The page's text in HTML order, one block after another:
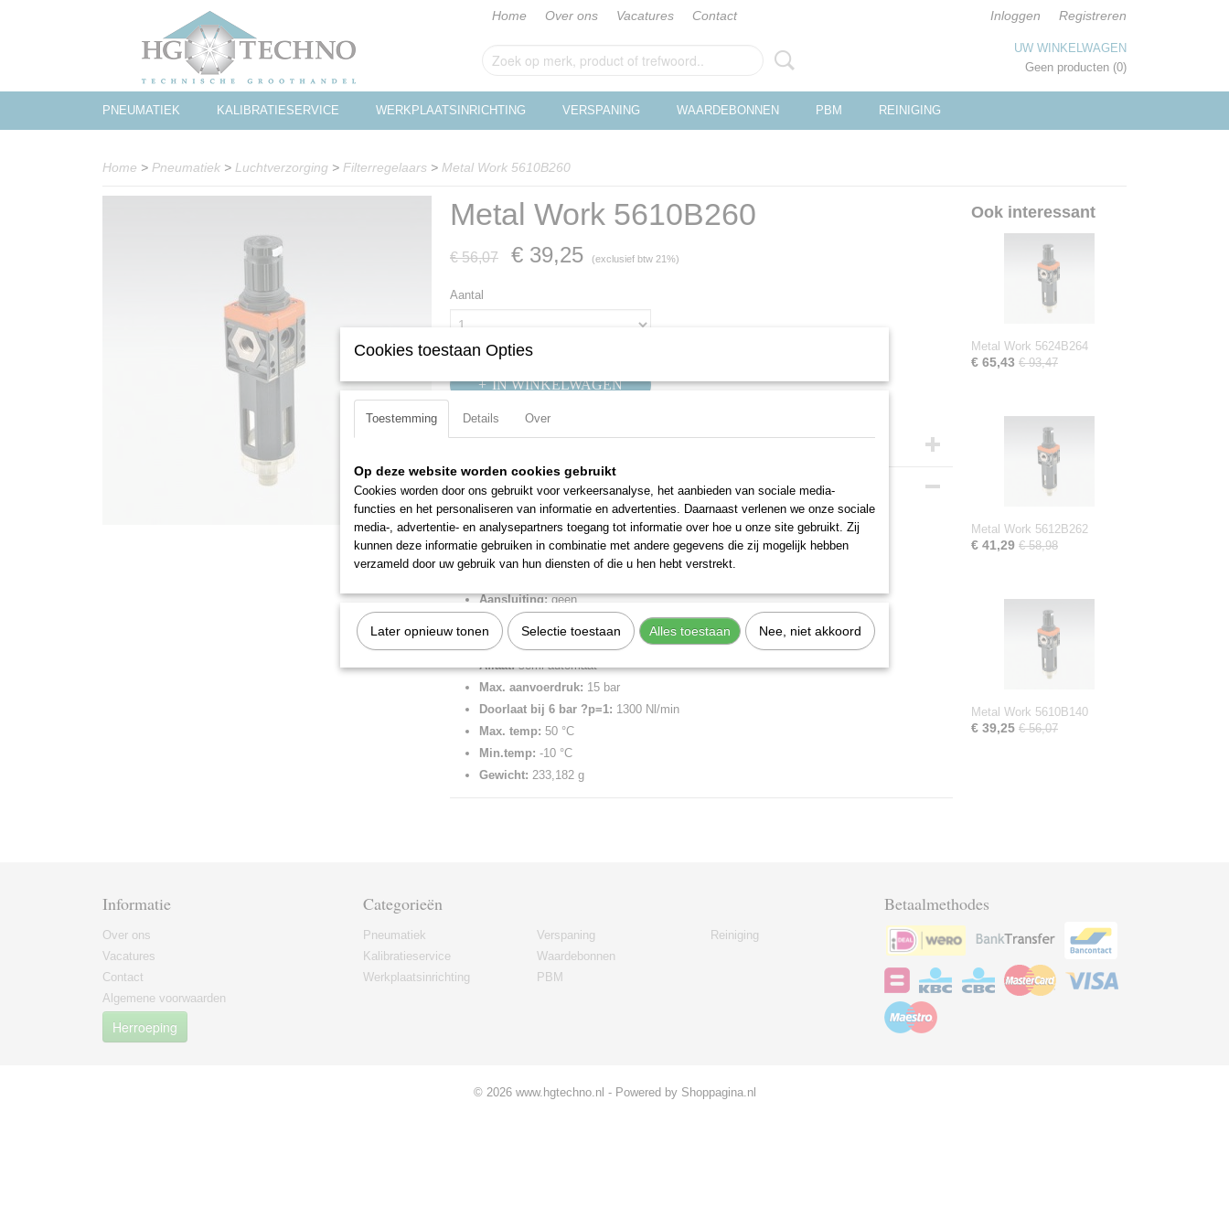
Home Over ons Vacatures Contact Inloggen Registreren
UW WINKELWAGEN
Geen producten (0)
PNEUMATIEK KALIBRATIESERVICE WERKPLAATSINRICHTING VERSPANING WAARDEBONNEN PBM REINIGING
Home > Pneumatiek > Luchtverzorging > Filterregelaars > Metal Work 5610B260
Metal Work 5610B260
€ 56,07 € 39,25 (exclusief btw 21%)
Aantal
IN WINKELWAGEN
Specificaties
Productcode
EAN code
8024986886672
Productcode leverancier
5610B260
Netto gewicht
0,23 Kg
Omschrijving
FR SY1 20 012 RMSA zonder aansluitmoer.
Meerdere combinaties van regelbereik, filtratiegraad en aflaat mogelijk..
Aansluiting:geen
Regelbereik:
Filtratiegraad:
Aflaat:semi-automaat
Max. aanvoerdruk: 15 bar
Doorlaat bij 6 bar ?p=1: 1300 Nl/min
Max. temp: 50 °C
Min.temp: -10 °C
Gewicht: 233,182 g
Ook interessant
Metal Work 5624B264
€ 65,43 € 93,47
Metal Work 5612B262
€ 41,29 € 58,98
Metal Work 5610B140
€ 39,25 € 56,07
Informatie
Over ons
Vacatures
Contact
Algemene voorwaarden
Herroeping
Categorieën
Pneumatiek
Kalibratieservice
Werkplaatsinrichting
Verspaning
Waardebonnen
PBM
Reiniging
Betaalmethodes
© 2026 www.hgtechno.nl - Powered by Shoppagina.nl
Cookies toestaan Opties
Toestemming Details Over
Op deze website worden cookies gebruikt
Cookies worden door ons gebruikt voor verkeersanalyse, het aanbieden van sociale media-
functies en het personaliseren van informatie en advertenties. Daarnaast verlenen we onze sociale
media-, advertentie- en analysepartners toegang tot informatie over hoe u onze site gebruikt. Zij
kunnen deze informatie gebruiken in combinatie met andere gegevens die zij mogelijk hebben
verzameld door uw gebruik van hun diensten of die u hen hebt verstrekt.
Later opnieuw tonen Selectie toestaan Alles toestaan Nee, niet akkoord